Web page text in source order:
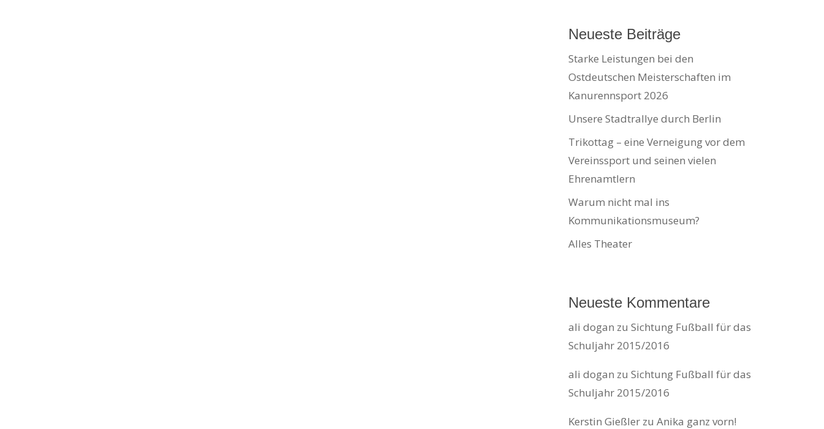
Neueste Beiträge
Starke Leistungen bei den
Ostdeutschen Meisterschaften im
Kanurennsport 2026
Unsere Stadtrallye durch Berlin
Trikottag – eine Verneigung vor dem
Vereinssport und seinen vielen
Ehrenamtlern
Warum nicht mal ins
Kommunikationsmuseum?
Alles Theater
Neueste Kommentare
ali dogan zuSichtung Fußball für das
Schuljahr 2015/2016
ali dogan zuSichtung Fußball für das
Schuljahr 2015/2016
Kerstin Gießler zuAnika ganz vorn!